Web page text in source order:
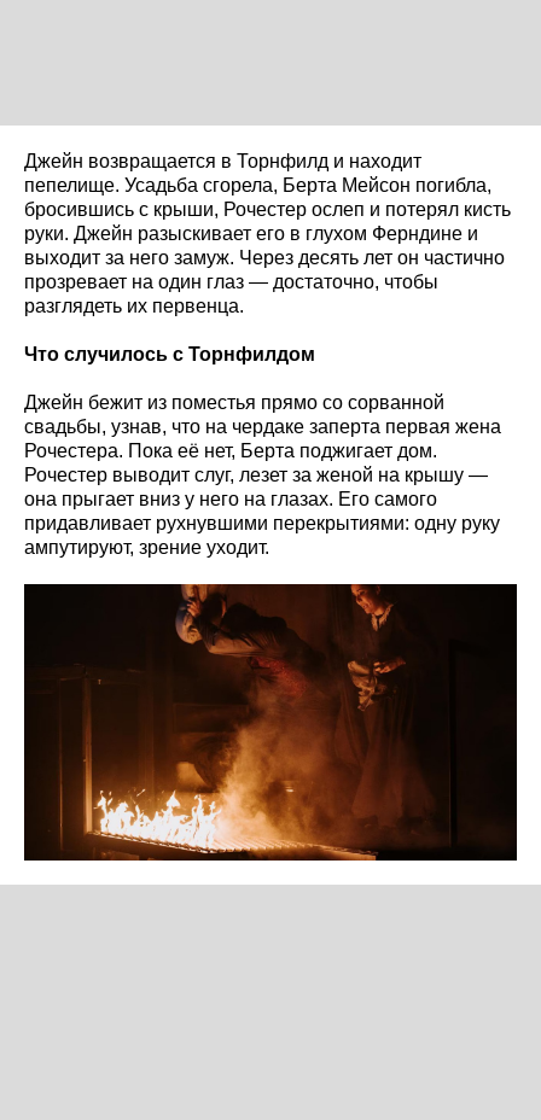
Джейн возвращается в Торнфилд и находит
пепелище. Усадьба сгорела, Берта Мейсон погибла,
бросившись с крыши, Рочестер ослеп и потерял кисть
руки. Джейн разыскивает его в глухом Ферндине и
выходит за него замуж. Через десять лет он частично
прозревает на один глаз — достаточно, чтобы
разглядеть их первенца.
Что случилось с Торнфилдом
Джейн бежит из поместья прямо со сорванной
свадьбы, узнав, что на чердаке заперта первая жена
Рочестера. Пока её нет, Берта поджигает дом.
Рочестер выводит слуг, лезет за женой на крышу —
она прыгает вниз у него на глазах. Его самого
придавливает рухнувшими перекрытиями: одну руку
ампутируют, зрение уходит.